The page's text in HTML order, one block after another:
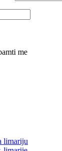
me
limariju